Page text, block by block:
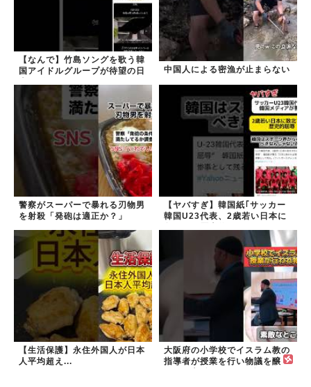
【なんで】竹島ソングを歌う韓
国アイドルグループが待望の日
中国人による密漁が止まらない
警察がスーパーで暴れる刃物男
を射殺「発砲は適正か？」
【ヤバすぎ】韓国紙｢サッカー
韓国U23代表、2歳若い日本に
【生活保護】永住外国人が日本
人平均超え...
大阪府の小学校でイスラム教の
指導者が授業を行い物議を醸